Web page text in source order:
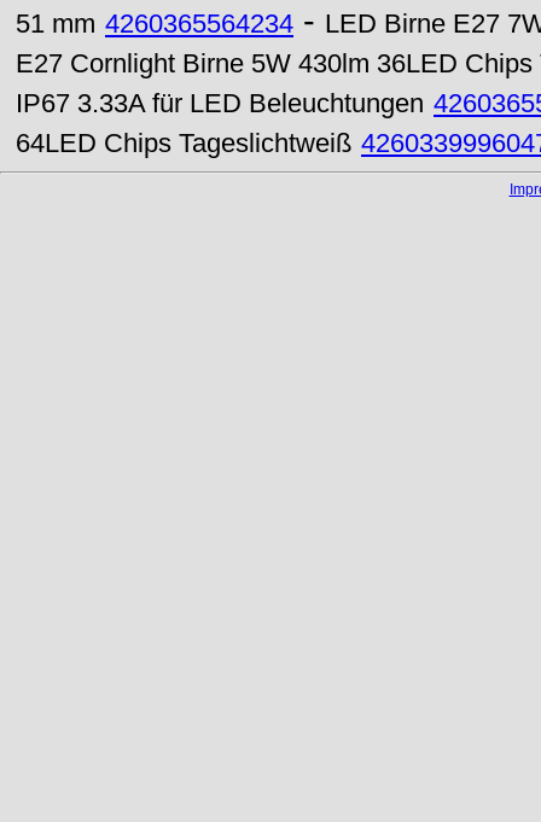
51 mm 4260365564234 - LED Birne E27
E27 Cornlight Birne 5W 430lm 36LED Chips
IP67 3.33A für LED Beleuchtungen
64LED Chips Tageslichtweiß